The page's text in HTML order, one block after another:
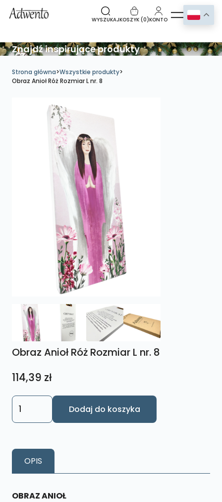
WYSZUKAJKOSZYK (0)KONTO
Znajdź inspirujące produkty
Strona główna>Wszystkie produkty>
Obraz Anioł Róż Rozmiar L nr. 8
Obraz Anioł Róż Rozmiar L nr. 8
114,39 zł
ilość
Obraz
Rozmiar
8
Dodaj do koszyka
OPIS
OBRAZ ANIOŁ